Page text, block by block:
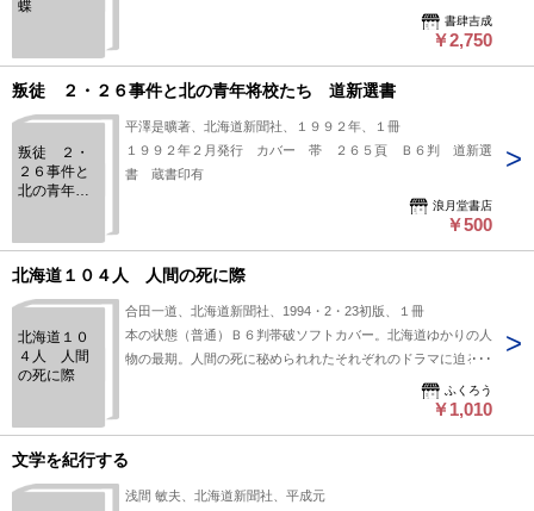
蝶
書肆吉成
￥2,750
叛徒 ２・２６事件と北の青年将校たち 道新選書
叛徒 ２・
２６事件と
北の青年将
平澤是曠著、北海道新聞社、１９９２年、１冊
１９９２年２月発行 カバー 帯 ２６５頁 Ｂ６判 道新選
書 蔵書印有
浪月堂書店
￥500
北海道１０４人 人間の死に際
北海道１０
４人 人間
の死に際
合田一道、北海道新聞社、1994・2・23初版、１冊
本の状態（普通）Ｂ６判帯破ソフトカバー。北海道ゆかりの人
物の最期。人間の死に秘められれたそれぞれのドラマに迫る異
ふくろう
￥1,010
文学を紀行する
浅間 敏夫、北海道新聞社、平成元